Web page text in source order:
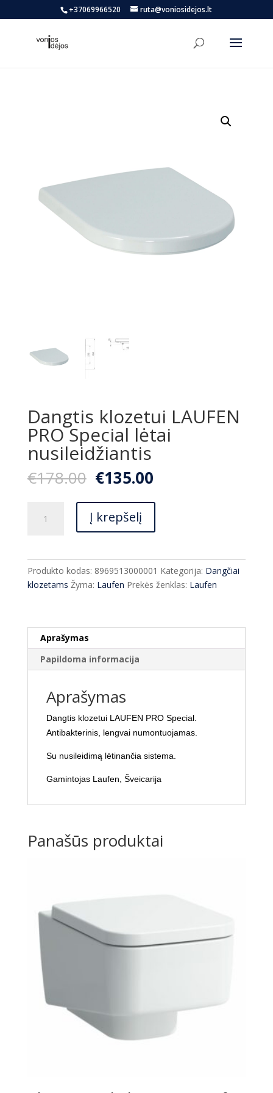
+37069966520 ruta@voniosidejos.lt
Dangtis klozetui LAUFEN
PRO Special lėtai
nusileidžiantis
€178.00 Original
price
was:
€178.00.
€135.00Current
is:
kiekis:
LAUFEN
PRO
Į krepšelį
Produkto kodas: 8969513000001 Kategorija: Dangčiai
klozetams Žyma: Laufen Prekės ženklas: Laufen
Aprašymas
Papildoma informacija
Aprašymas
Dangtis klozetui LAUFEN PRO Special.
Antibakterinis, lengvai numontuojamas.
Su nusileidimą lėtinančia sistema.
Gamintojas Laufen, Šveicarija
Panašūs produktai